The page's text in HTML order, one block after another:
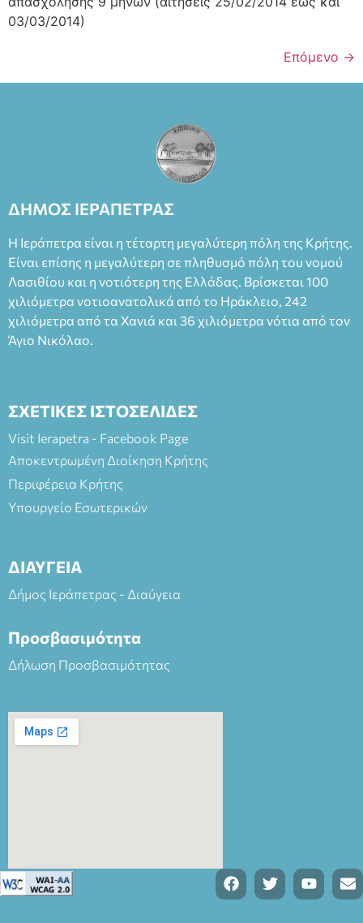
03/03/2014)
Επόμενο →
ΔΗΜΟΣ ΙΕΡΑΠΕΤΡΑΣ
Η Ιεράπετρα είναι η τέταρτη μεγαλύτερη πόλη της Κρήτης.
Είναι επίσης η μεγαλύτερη σε πληθυσμό πόλη του νομού
Λασιθίου και η νοτιότερη της Ελλάδας. Βρίσκεται 100
χιλιόμετρα νοτιοανατολικά από το Ηράκλειο, 242
χιλιόμετρα από τα Χανιά και 36 χιλιόμετρα νότια από τον
Άγιο Νικόλαο.
ΣΧΕΤΙΚΕΣ ΙΣΤΟΣΕΛΙΔΕΣ
Visit Ierapetra - Facebook Page
Αποκεντρωμένη Διοίκηση Κρήτης
Περιφέρεια Κρήτης
Υπουργείο Εσωτερικών
ΔΙΑΥΓΕΙΑ
Δήμος Ιεράπετρας - Διαύγεια
Προσβασιμότητα
Δήλωση Προσβασιμότητας